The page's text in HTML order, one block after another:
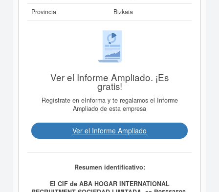
Provincia
Bizkaia
Ver el Informe Ampliado. ¡Es
gratis!
Regístrate en eInforma y te regalamos el Informe
Ampliado de esta empresa
Ver el Informe Ampliado
Resumen identificativo:
El CIF de ABA HOGAR INTERNATIONAL